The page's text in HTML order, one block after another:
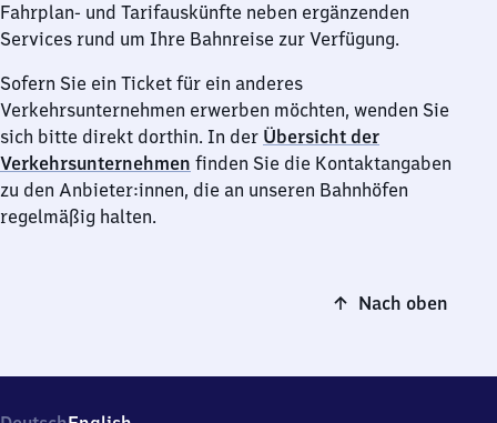
Fahrplan- und Tarifauskünfte neben ergänzenden
Services rund um Ihre Bahnreise zur Verfügung.
Sofern Sie ein Ticket für ein anderes
Verkehrsunternehmen erwerben möchten, wenden Sie
sich bitte direkt dorthin. In der Übersicht der
Verkehrsunternehmen finden Sie die Kontaktangaben
zu den Anbieter:innen, die an unseren Bahnhöfen
regelmäßig halten.
Nach oben